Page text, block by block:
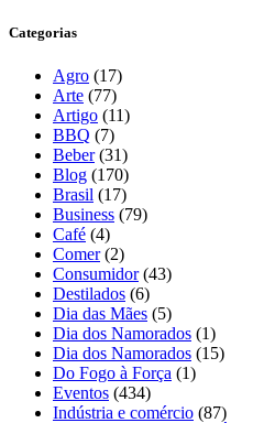
Categorias
Agro (17)
Arte (77)
Artigo (11)
BBQ (7)
Beber(31)
Blog (170)
Brasil (17)
Business (79)
Café (4)
Comer(2)
Consumidor(43)
Destilados (6)
Dia das Mães (5)
Dia dos Namorados (1)
Dia dos Namorados (15)
Do Fogo à Força (1)
Eventos (434)
Indústria e comércio (87)